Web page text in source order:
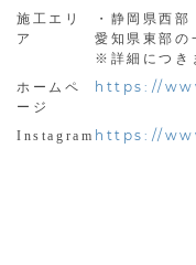
施工エリ
ア
・静岡県西
愛知県東部の
※詳細につき
ホームペ
ージ
https://
Instagram https://